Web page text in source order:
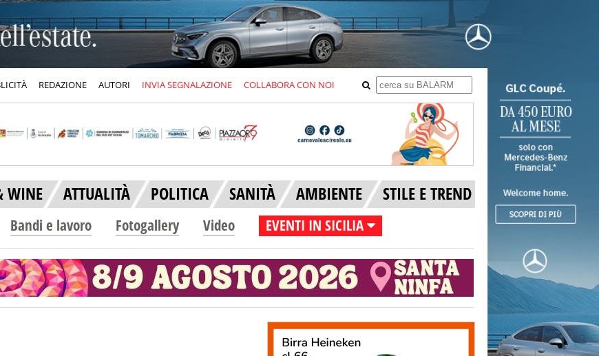
REDAZIONE AUTORI INVIA SEGNALAZIONE COLLABORA CON NOI
WINE ATTUALITÀ POLITICA SANITÀ AMBIENTE STILE E TREND
Bandi e lavoro Fotogallery Video EVENTI IN SICILIA